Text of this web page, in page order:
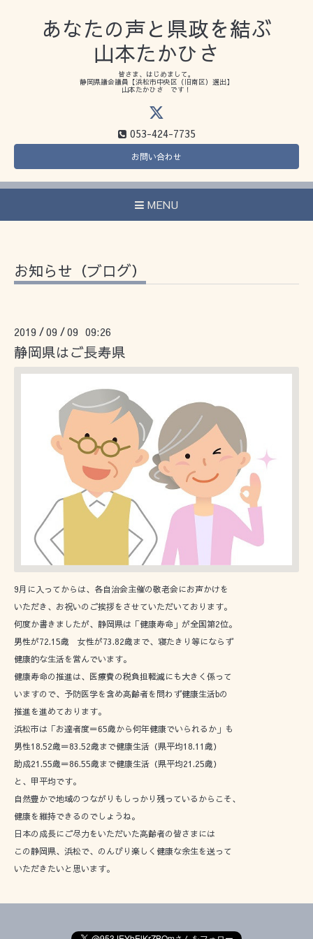
あなたの声と県政を結ぶ
山本たかひさ
皆さま、はじめまして。
静岡県議会議員【浜松市中央区（旧南区）選出】
山本たかひさ です！
053-424-7735
お問い合わせ
MENU
お知らせ（ブログ）
2019 /09 /09 09:26
静岡県はご長寿県
9月に入ってからは、各自治会主催の敬老会にお声かけを
いただき、お祝いのご挨拶をさせていただいております。
何度か書きましたが、静岡県は「健康寿命」が全国第2位。
男性が72.15歳 女性が73.82歳まで、寝たきり等にならず
健康的な生活を営んでいます。
健康寿命の推進は、医療費の税負担軽減にも大きく係って
いますので、予防医学を含め高齢者を問わず健康生活bの
推進を進めております。
浜松市は「お達者度＝65歳から何年健康でいられるか」も
男性18.52歳＝83.52歳まで健康生活（県平均18.11歳）
助成21.55歳＝86.55歳まで健康生活（県平均21.25歳）
と、甲平均です。
自然豊かで地域のつながりもしっかり残っているからこそ、
健康を維持できるのでしょうね。
日本の成長にご尽力をいただいた高齢者の皆さまには
この静岡県、浜松で、のんびり楽しく健康な余生を送って
いただきたいと思います。